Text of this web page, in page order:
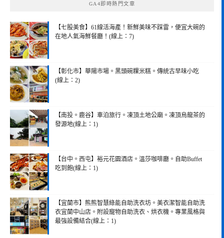
GA4即時熱門文章
【七股美食】61線活海產！新鮮美味不踩雷，便宜大碗的
在地人氣海鮮餐廳！(線上：7)
【彰化市】華陽市場。黑頭碗粿米糕。傳統古早味小吃
(線上：2)
【南投。鹿谷】車泊旅行。凍頂土地公廟。凍頂烏龍茶的
發源地(線上：1)
【台中。西屯】裕元花園酒店。溫莎咖啡廳。自助Buffet
吃到飽(線上：1)
【宜蘭市】熊熊智慧綠能自助洗衣坊。美衣潔智能自助洗
衣宜蘭中山店。附設寵物自助洗衣、烘衣機。專業風格與
最強設備結合(線上：1)